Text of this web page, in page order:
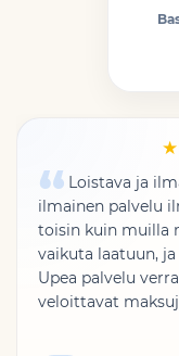
Loistava ja
ilmainen palvelu
toisin kuin muilla
vaikuta laatuun,
Upea palvelu
veloittavat